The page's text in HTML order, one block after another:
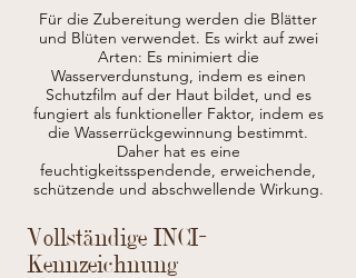
Für die Zubereitung werden die Blätter
und Blüten verwendet. Es wirkt auf zwei
Arten: Es minimiert die
Wasserverdunstung, indem es einen
Schutzfilm auf der Haut bildet, und es
fungiert als funktioneller Faktor, indem es
die Wasserrückgewinnung bestimmt.
Daher hat es eine
feuchtigkeitsspendende, erweichende,
schützende und abschwellende Wirkung.
Vollständige INCI-
Kennzeichnung